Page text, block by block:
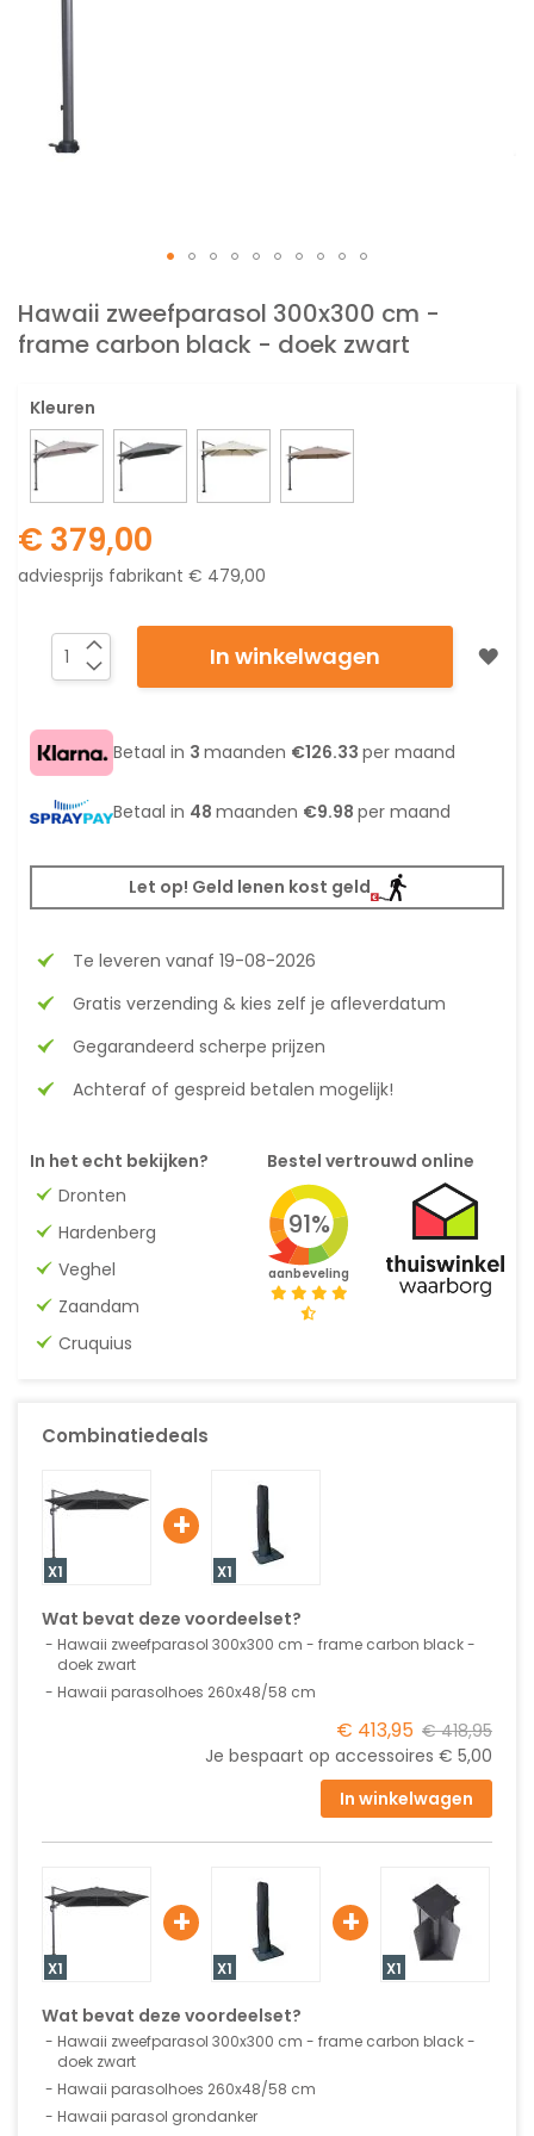
Hawaii zweefparasol 300x300 cm -
frame carbon black - doek zwart
naar
het
begin
de
afbeeldingen-
gallerij
Kleuren
€ 379,00
adviesprijs fabrikant € 479,00
In winkelwagen
Betaal in 3 maanden €126.33 per maand
Betaal in 48 maanden €9.98 per maand
Let op! Geld lenen kost geld
Te leveren vanaf 19-08-2026
Gratis verzending & kies zelf je afleverdatum
Gegarandeerd scherpe prijzen
Achteraf of gespreid betalen mogelijk!
In het echt bekijken?
Dronten
Hardenberg
Veghel
Zaandam
Cruquius
Bestel vertrouwd online
91%
aanbeveling
Combinatiedeals
X1
+
X1
Wat bevat deze voordeelset?
Hawaii zweefparasol 300x300 cm - frame carbon black -
doek zwart
Hawaii parasolhoes 260x48/58 cm
€ 413,95 € 418,95
Je bespaart op accessoires € 5,00
In winkelwagen
X1
+
X1
+
X1
Wat bevat deze voordeelset?
Hawaii zweefparasol 300x300 cm - frame carbon black -
doek zwart
Hawaii parasolhoes 260x48/58 cm
Hawaii parasol grondanker